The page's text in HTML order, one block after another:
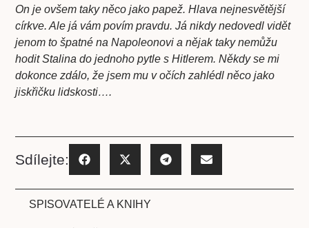
On je ovšem taky něco jako papež. Hlava nejnesvětější
církve. Ale já vám povím pravdu. Já nikdy nedovedl vidět
jenom to špatné na Napoleonovi a nějak taky nemůžu
hodit Stalina do jednoho pytle s Hitlerem. Někdy se mi
dokonce zdálo, že jsem mu v očích zahlédl něco jako
jiskřičku lidskosti….
Sdílejte:
SPISOVATELÉ A KNIHY